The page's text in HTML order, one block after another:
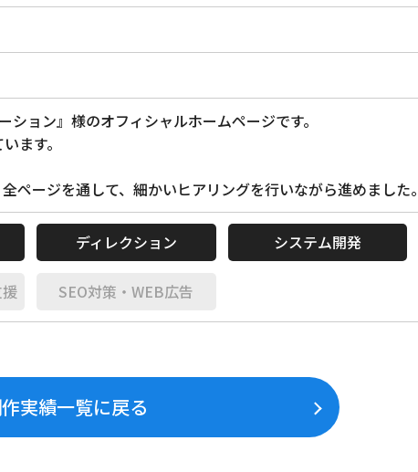
ョン』様のオフィシャルホームページです。
ます。
ページを通して、細かいヒアリングを行いながら進めました。
ディレクション システム開発
SEO対策・WEB広告
実績一覧に戻る